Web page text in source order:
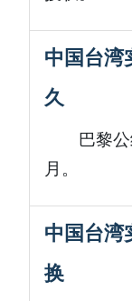
中国台湾
久
巴黎
月。
中国台湾
换